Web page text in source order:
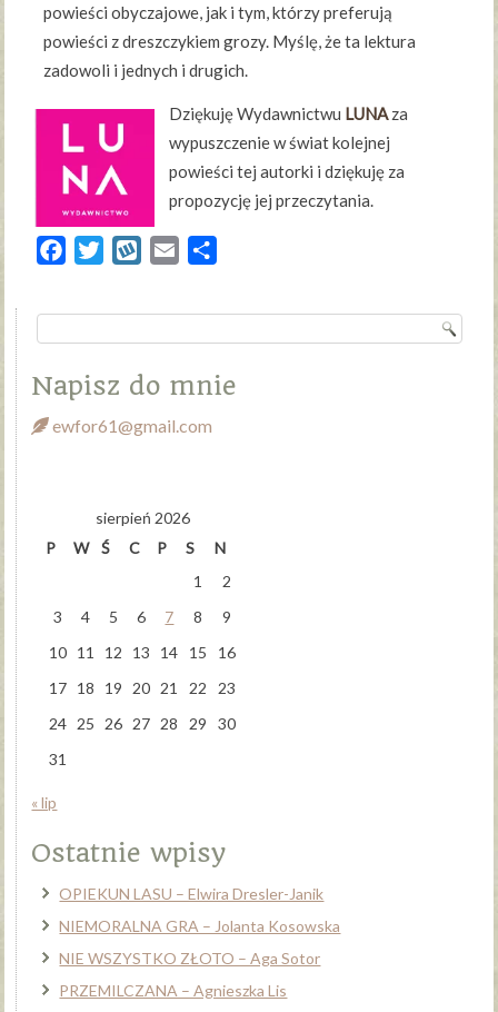
powieści obyczajowe, jak i tym, którzy preferują
powieści z dreszczykiem grozy. Myślę, że ta lektura
zadowoli i jednych i drugich.
Dziękuję Wydawnictwu LUNAza
wypuszczenie w świat kolejnej
powieści tej autorki i dziękuję za
propozycję jej przeczytania.
FacebookTwitterWykopEmail
Napisz do mnie
ewfor61@gmail.com
sierpień 2026
P
W Ś C P S
N
1
2
3
4 5 6 7 8
9
10 11 12 13 14 15
16
17 18 19 20 21 22
23
24 25 26 27 28 29
30
31
« lip
Ostatnie wpisy
OPIEKUN LASU – Elwira Dresler-Janik
NIEMORALNA GRA – Jolanta Kosowska
NIE WSZYSTKO ZŁOTO – Aga Sotor
PRZEMILCZANA – Agnieszka Lis